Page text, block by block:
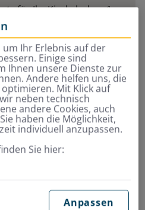
für Ihr Kind ab dem 1.
wichtigen
Brillen, beim Heilpraktiker,
und online
bei Fieber
Ihr Erlebnis auf der
Einige sind
Ihnen unsere Dienste zur
Andere helfen uns, die
Mit Klick auf
neben technisch
andere Cookies, auch
haben die Möglichkeit,
individuell anzupassen.
Sie hier:
Anpassen